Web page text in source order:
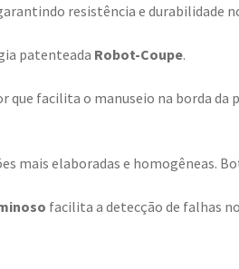
resistência e durabilidade
patenteada Robot-Coupe.
que facilita o manuseio na borda
mais elaboradas e homogêneas.
facilita a detecção de falhas